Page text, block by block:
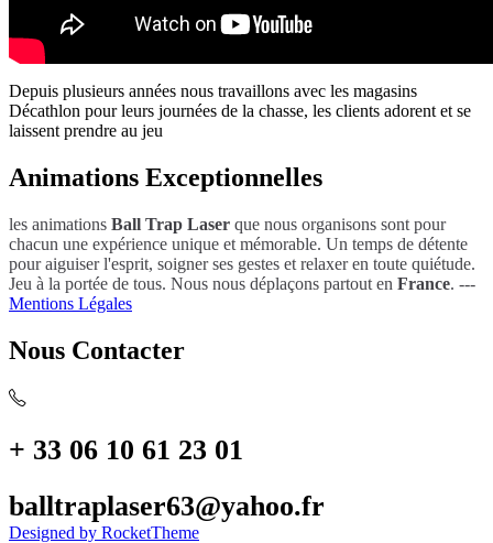
Depuis plusieurs années nous travaillons avec les magasins
Décathlon pour leurs journées de la chasse, les clients adorent et se
laissent prendre au jeu
Animations Exceptionnelles
les animations Ball Trap Laser que nous organisons sont pour
chacun une expérience unique et mémorable. Un temps de détente
pour aiguiser l'esprit, soigner ses gestes et relaxer en toute quiétude.
Jeu à la portée de tous. Nous nous déplaçons partout en France. ---
Mentions Légales
Nous Contacter
+ 33 06 10 61 23 01
balltraplaser63@yahoo.fr
Designed by RocketTheme